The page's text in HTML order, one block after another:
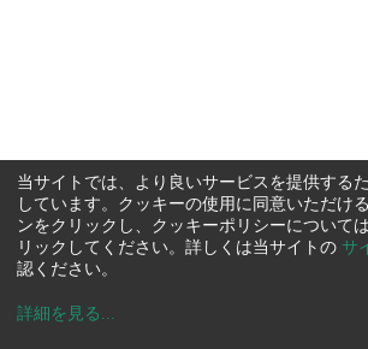
当サイトでは、より良いサービスを提供する
しています。クッキーの使用に同意いただけ
ンをクリックし、クッキーポリシーについて
リックしてください。詳しくは当サイトの サ
認ください。
詳細を見る ...